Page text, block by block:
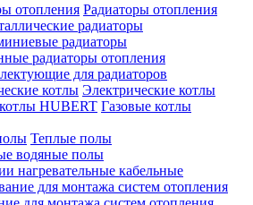
Радиаторы отопления
радиаторы
радиаторы
радиаторы отопления
для радиаторов
Электрические котлы
Газовые котлы
Теплые полы
водяные полы
нагревательные кабельные